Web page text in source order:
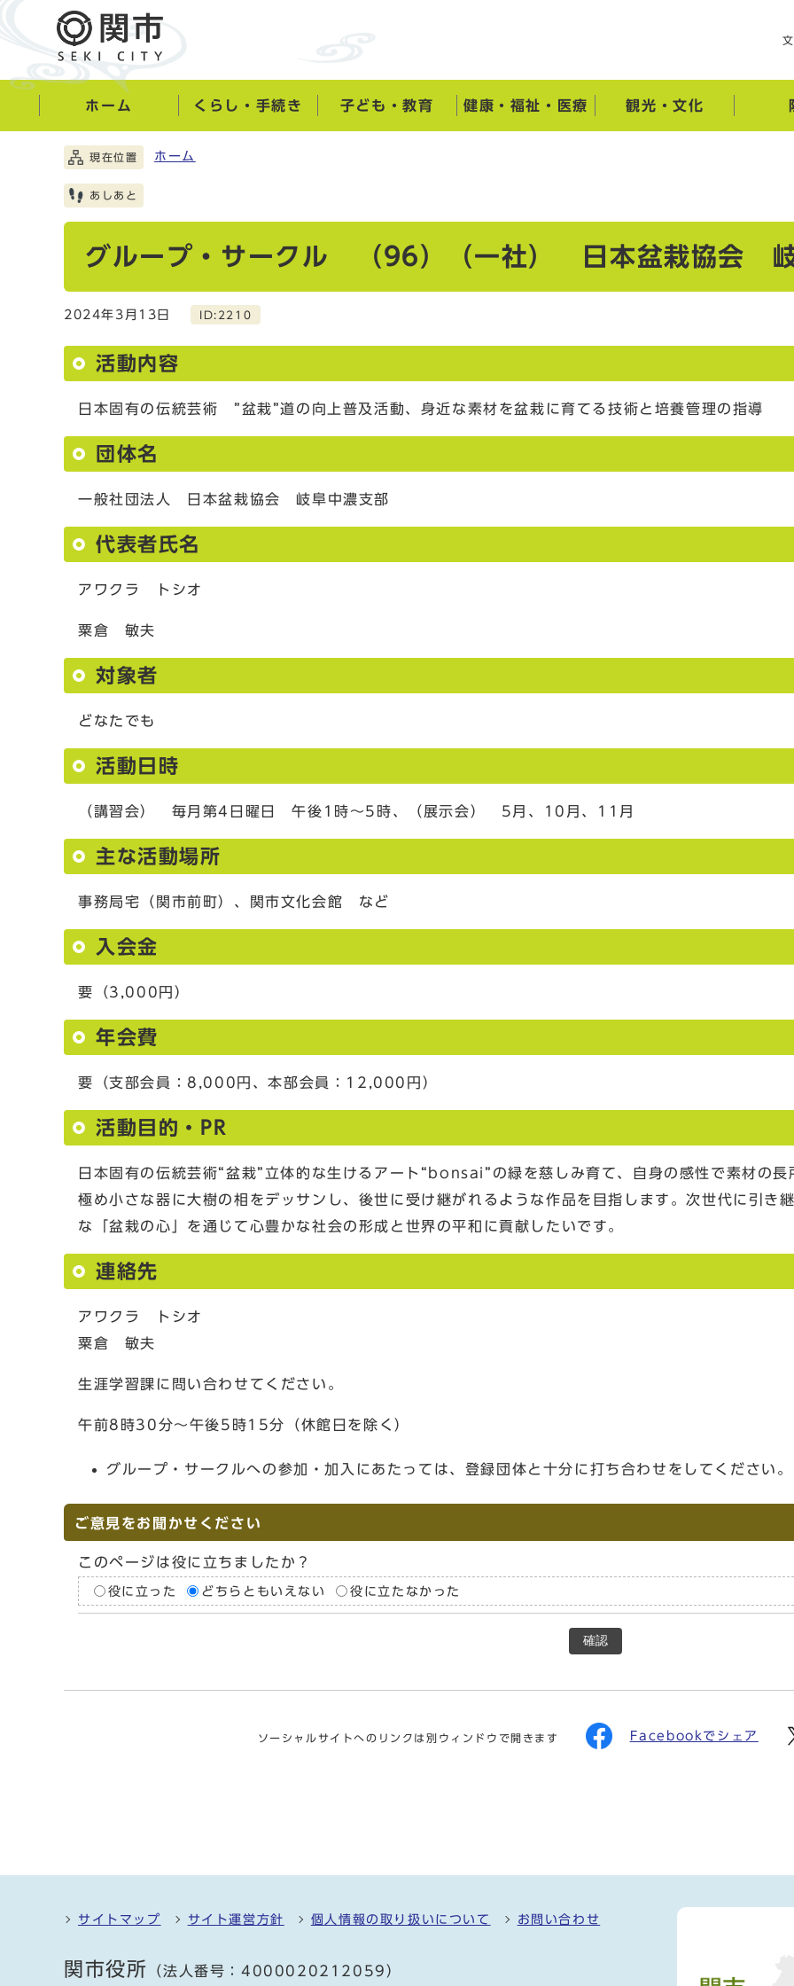
ホーム くらし・手続き 子ども・教育 健康・福祉・医療 観光・文化
現在位置 ホーム
あしあと
グループ・サークル （96）（一社） 日本盆栽協会
2024年3月13日 ID:2210
活動内容
日本固有の伝統芸術 ”盆栽”道の向上普及活動、身近な素材を盆栽に育てる技術と培養管理の指導
団体名
一般社団法人 日本盆栽協会 岐阜中濃支部
代表者氏名
アワクラ トシオ
粟倉 敏夫
対象者
どなたでも
活動日時
（講習会） 毎月第4日曜日 午後1時～5時、（展示会） 5月、10月、11月
主な活動場所
事務局宅（関市前町）、関市文化会館 など
入会金
要（3,000円）
年会費
要（支部会員：8,000円、本部会員：12,000円）
活動目的・PR
日本固有の伝統芸術“盆栽”立体的な生けるアート“bonsai”の緑を慈しみ育て、自身の感性で素材の長
極め小さな器に大樹の相をデッサンし、後世に受け継がれるような作品を目指します。次世代に引き
な「盆栽の心」を通じて心豊かな社会の形成と世界の平和に貢献したいです。
連絡先
アワクラ トシオ
粟倉 敏夫
生涯学習課に問い合わせてください。
午前8時30分～午後5時15分（休館日を除く）
グループ・サークルへの参加・加入にあたっては、登録団体と十分に打ち合わせをしてください。
ご意見をお聞かせください
このページは役に立ちましたか？
役に立った どちらともいえない 役に立たなかった
確認
ソーシャルサイトへのリンクは別ウィンドウで開きます Facebookでシェア
サイトマップ サイト運営方針 個人情報の取り扱いについて お問い合わせ
関市役所 （法人番号：4000020212059）